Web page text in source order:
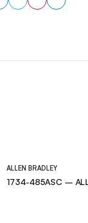
ALLEN BRADLEY
1734-485ASC –